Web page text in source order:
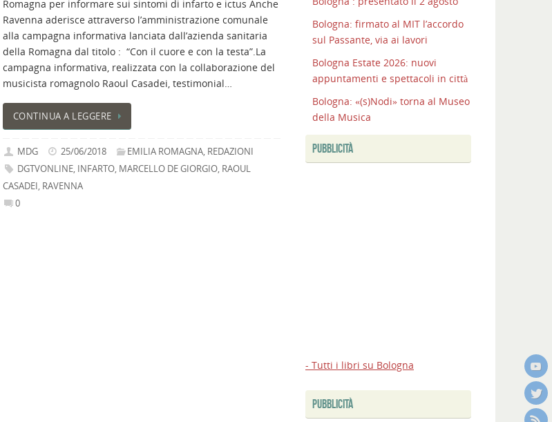
Romagna per informare sui sintomi di infarto e ictus Anche
Ravenna aderisce attraverso l’amministrazione comunale
alla campagna informativa lanciata dall’azienda sanitaria
della Romagna dal titolo : “Con il cuore e con la testa”.La
campagna informativa, realizzata con la collaborazione del
musicista romagnolo Raoul Casadei, testimonial…
CONTINUA A LEGGERE
MDG 25/06/2018 EMILIA ROMAGNA, REDAZIONI
DGTVONLINE, INFARTO, MARCELLO DE GIORGIO, RAOUL
CASADEI, RAVENNA
0
BOLOGNESI
CONQUISTANO
Bologna:
nuova
Passante,
Bologna: firmato al MIT l’accordo
sul Passante, via ai lavori
Bologna Estate 2026: nuovi
appuntamenti e spettacoli in città
Bologna: «(s)Nodi» torna al Museo
della Musica
PUBBLICITÀ
- Tutti i libri su Bologna
PUBBLICITÀ